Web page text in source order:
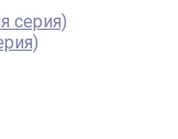
серия)